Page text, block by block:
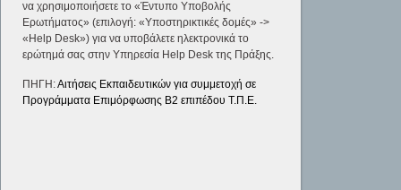
να χρησιμοποιήσετε το «Έντυπο Υποβολής
Ερωτήματος» (επιλογή: «Υποστηρικτικές δομές» ->
«Help Desk») για να υποβάλετε ηλεκτρονικά το
ερώτημά σας στην Υπηρεσία Help Desk της Πράξης.
ΠΗΓΗ:Αιτήσεις Εκπαιδευτικών για συμμετοχή σε
Προγράμματα Επιμόρφωσης Β2 επιπέδου Τ.Π.Ε.